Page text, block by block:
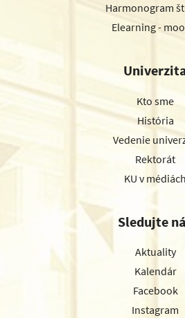
Harmonogram
Elearning -
Kto sme
História
Vedenie
Rektorát
KU v médiách
Sledujte
Aktuality
Kalendár
Facebook
Instagram